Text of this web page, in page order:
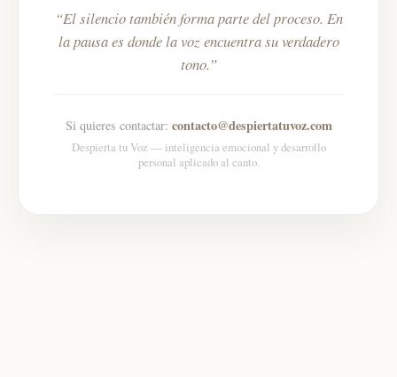
El silencio también forma parte del proceso. En
la pausa es donde la voz encuentra su verdadero
tono.
Si quieres contactar: contacto@despiertatuvoz.com
Despierta tu Voz — inteligencia emocional y desarrollo
personal aplicado al canto.